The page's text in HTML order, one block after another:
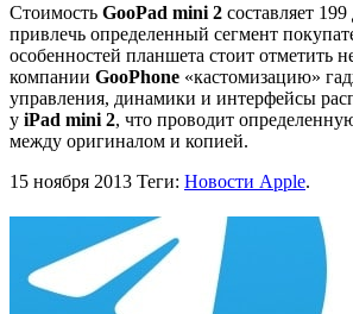
Стоимость GooPad mini 2 составляет
привлечь определенный сегмент
особенностей планшета стоит отметить
компании GooPhone «кастомизацию»
управления, динамики и интерфейсы
у iPad mini 2, что проводит
между оригиналом и копией.
15 ноября 2013 Теги: Новости Apple.